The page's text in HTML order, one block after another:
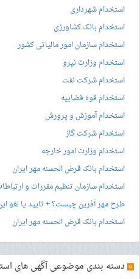
استخدام شهرداری
استخدام بانک کشاورزی
استخدام سازمان امور مالیاتی کشور
استخدام وزارت نیرو
استخدام شرکت نفت
استخدام قوه قضاییه
استخدام آموزش و پرورش
استخدام شرکت گاز
استخدام وزارت امور خارجه
استخدام بانک قرض الحسنه مهر ایران
استخدام سازمان تنظیم مقررات و
طرح مهر آفرین چیست؟ + تایید یا لغو
استخدام بانک قرض الحسنه مهر ایران
» دسته بندی موضوعی آگهی های